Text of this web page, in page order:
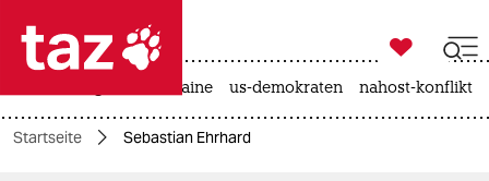
 taz zahl ich
taz zahl ich

taz zahl ich
krieg in der ukraine us-demokraten nahost-konflikt
Startseite Sebastian Ehrhard